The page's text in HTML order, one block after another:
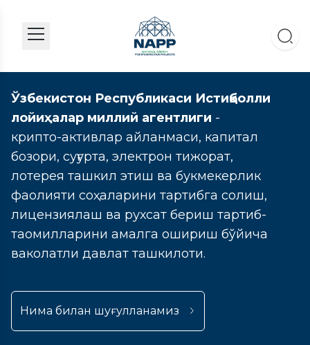
Ўзбекистон Республикаси Истиқболли
лойиҳалар миллий агентлиги -
крипто-активлар айланмаси, капитал
бозори, суғурта, электрон тижорат,
лотерея ташкил этиш ва букмекерлик
фаолияти соҳаларини тартибга солиш,
лицензиялаш ва рухсат бериш тартиб-
таомилларини амалга ошириш бўйича
ваколатли давлат ташкилоти.
Нима билан шуғулланамиз